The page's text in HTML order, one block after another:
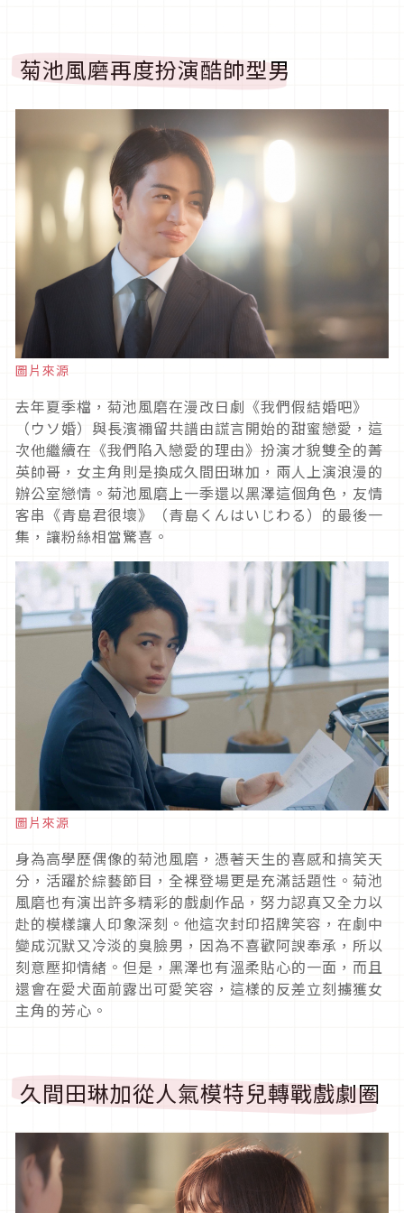
菊池風磨再度扮演酷帥型男
圖片來源
去年夏季檔，菊池風磨在漫改日劇《我們假結婚吧》
（ウソ婚）與長濱禰留共譜由謊言開始的甜蜜戀愛，這
次他繼續在《我們陷入戀愛的理由》扮演才貌雙全的菁
英帥哥，女主角則是換成久間田琳加，兩人上演浪漫的
辦公室戀情。菊池風磨上一季還以黑澤這個角色，友情
客串《青島君很壞》（青島くんはいじわる）的最後一
集，讓粉絲相當驚喜。
圖片來源
身為高學歷偶像的菊池風磨，憑著天生的喜感和搞笑天
分，活躍於綜藝節目，全裸登場更是充滿話題性。菊池
風磨也有演出許多精彩的戲劇作品，努力認真又全力以
赴的模樣讓人印象深刻。他這次封印招牌笑容，在劇中
變成沉默又冷淡的臭臉男，因為不喜歡阿諛奉承，所以
刻意壓抑情緒。但是，黑澤也有溫柔貼心的一面，而且
還會在愛犬面前露出可愛笑容，這樣的反差立刻擄獲女
主角的芳心。
久間田琳加從人氣模特兒轉戰戲劇圈